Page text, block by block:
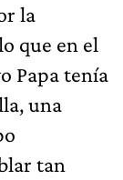
la
que en el
Papa tenía
una
tan